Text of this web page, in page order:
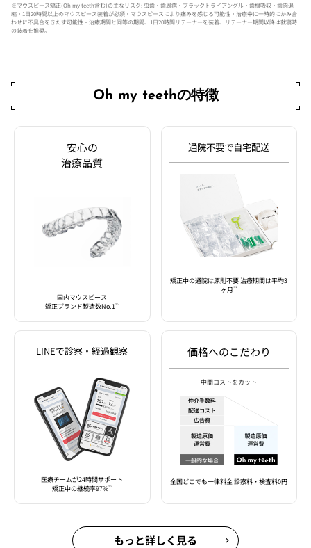
※マウスピース矯正(Oh my teeth含む)の主なリスク: 虫歯・歯周病・ブラックトライアングル・歯根吸収・歯肉退
縮・1日20時間以上のマウスピース装着が必須・マウスピースにより痛みを感じる可能性・治療中に一時的にかみ合
わせに不具合をきたす可能性・治療期間と同等の期間、1日20時間リテーナーを装着、リテーナー期間以降は就寝時
の装着を推奨。
Oh my teethの特徴
安心の
治療品質
国内マウスピース
矯正ブランド製造数No.1※1
通院不要で自宅配送
矯正中の通院は原則不要 治療期間は平均3
ヶ月※2
LINEで診察・経過観察
医療チームが24時間サポート
矯正中の継続率97%※3
価格へのこだわり
中間コストをカット
全国どこでも一律料金 診察料・検査料0円
もっと詳しく見る